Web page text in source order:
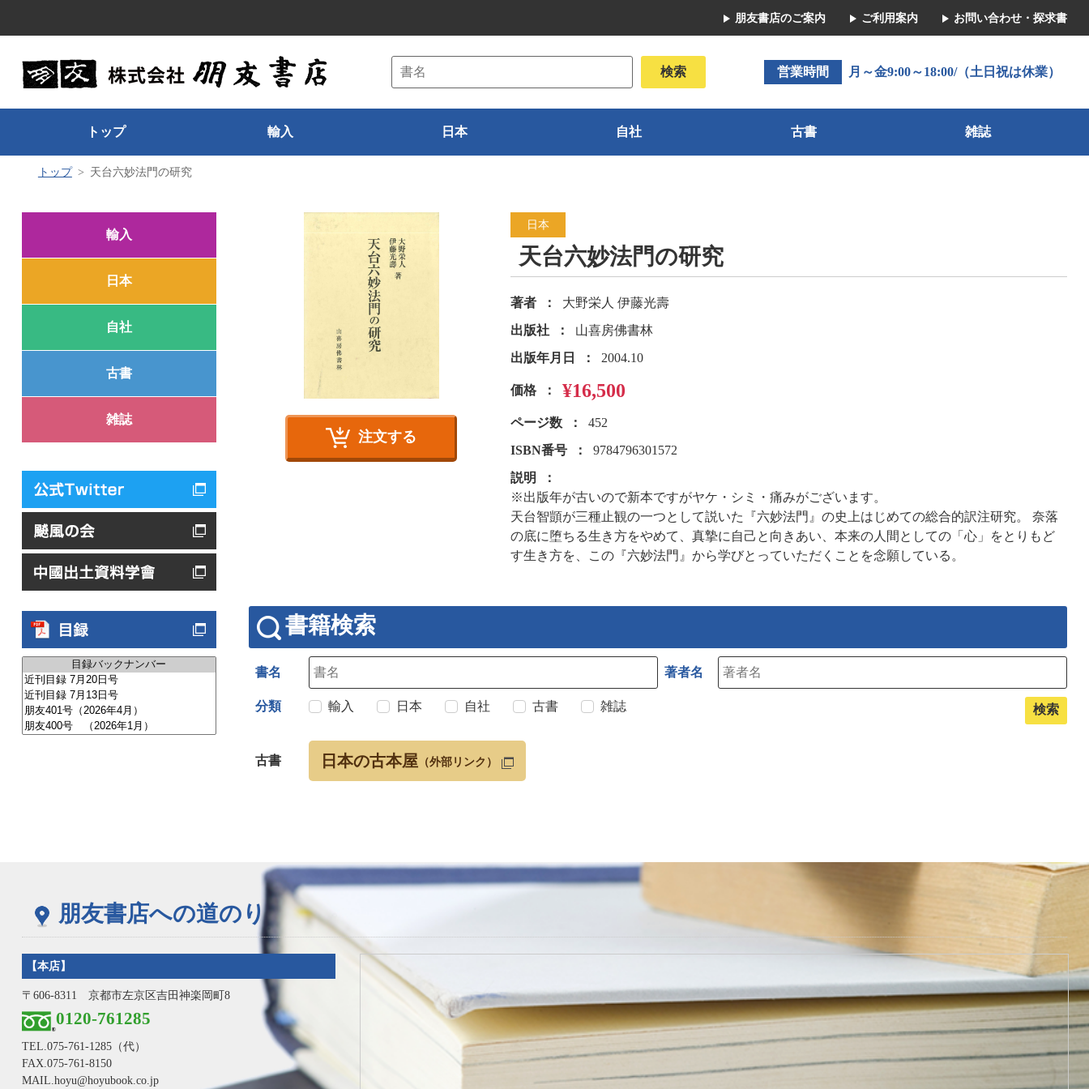
朋友書店のご案内 ご利用案内 お問い合わせ・探求書
営業時間 月～金9:00～18:00/（土日祝は休業）
トップ 輸入 日本 自社 古書 雑誌
トップ 天台六妙法門の研究
輸入
日本
自社
古書
雑誌
注文する
日本
天台六妙法門の研究
著者
大野栄人 伊藤光壽
出版社
山喜房佛書林
出版年月日
2004.10
価格 ¥16,500
ページ数
452
ISBN番号
9784796301572
説明
※出版年が古いので新本ですがヤケ・シミ・痛みがございます。
天台智顗が三種止観の一つとして説いた『六妙法門』の史上はじめての総合的訳注研究。 奈落
の底に堕ちる生き方をやめて、真摯に自己と向きあい、本来の人間としての「心」をとりもど
す生き方を、この『六妙法門』から学びとっていただくことを念願している。
書籍検索
書名 著者名
分類 輸入 日本 自社 古書 雑誌
古書 日本の古本屋 （外部リンク）
朋友書店への道のり
【本店】
〒606-8311 京都市左京区吉田神楽岡町8
0120-761285
TEL. 075-761-1285（代）
FAX.075-761-8150
MAIL.hoyu@hoyubook.co.jp